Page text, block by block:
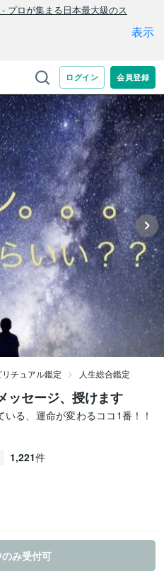
リチュアル鑑定 人生総合鑑定
ッセージ、授けます
る、運命が変わるココ1番！！
1,221件
み受付可